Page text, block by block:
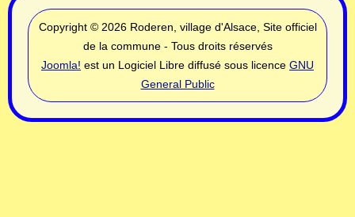
Copyright © 2026 Roderen, village d'Alsace, Site officiel
de la commune - Tous droits réservés
Joomla! est un Logiciel Libre diffusé sous licence GNU
General Public